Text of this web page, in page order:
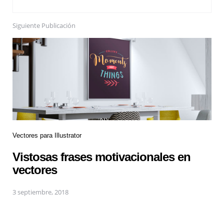
Siguiente Publicación
Vectores para Illustrator
Vistosas frases motivacionales en
vectores
3 septiembre, 2018